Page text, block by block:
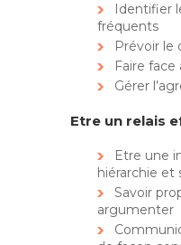
Identifier
fréquents
Prévoir le
Faire
Gérer
Etre un relais
Etre une
hiérarchie et
Savoir
argumenter